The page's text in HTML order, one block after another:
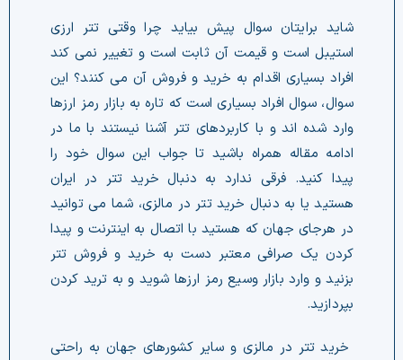
شاید برایتان سوال پیش بیاید چرا وقتی تتر ارزی
استیبل است و قیمت آن ثابت است و تغییر نمی کند
افراد بسیاری اقدام به خرید و فروش آن می کنند؟ این
سوال، سوال افراد بسیاری است که تاره به بازار رمز ارزها
وارد شده اند و با کاربردهای تتر آشنا نیستند با ما در
ادامه مقاله همراه باشید تا جواب این سوال خود را
پیدا کنید. فرقی ندارد به دنبال خرید تتر در ایران
هستید یا به دنبال خرید تتر در مالزی، شما می توانید
در هرجای جهان که هستید با اتصال به اینترنت و پیدا
کردن یک صرافی معتبر دست به خرید و فروش تتر
بزنید و وارد بازار وسیع رمز ارزها شوید و به ترید کردن
بپردازید.
خرید تتر در مالزی و سایر کشورهای جهان به راحتی